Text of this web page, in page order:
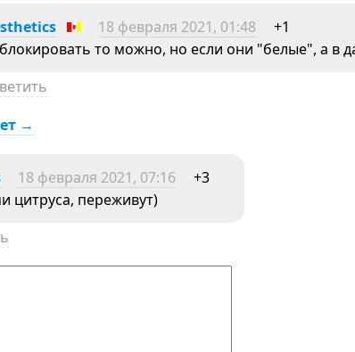
18 февраля 2021, 01:48
+1
то можно, но если они "белые", а в
→
18 февраля 2021, 07:16
+3
цитруса, переживут)